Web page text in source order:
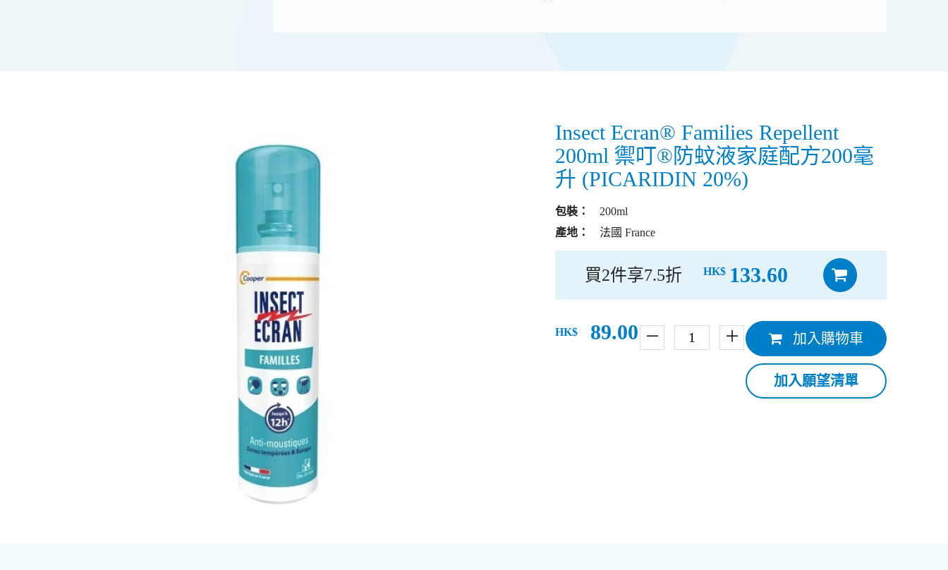
Insect Ecran® Families Repellent
200ml 禦叮®防蚊液家庭配方200毫
升 (PICARIDIN 20%)
包裝：
200ml
產地：
法國 France
買2件享7.5折 HK$ 133.60
HK$ 89.00 － ＋ 加入購物車
加入願望清單